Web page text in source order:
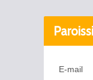
E-mail